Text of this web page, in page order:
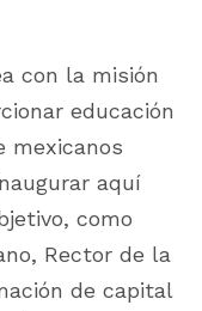
con la misión
educación
mexicanos
aquí
como
Rector de la
de capital